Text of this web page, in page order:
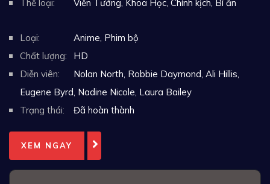
Thể loại:
Viễn Tưởng, Khoa Học, Chính kịch, Bí ẩn
Loại: Anime, Phim bộ
Chất lượng:
HD
Diễn viên:
Nolan North, Robbie Daymond, Ali Hillis,
Eugene Byrd, Nadine Nicole, Laura Bailey
Trạng thái:
Đã hoàn thành
XEM NGAY